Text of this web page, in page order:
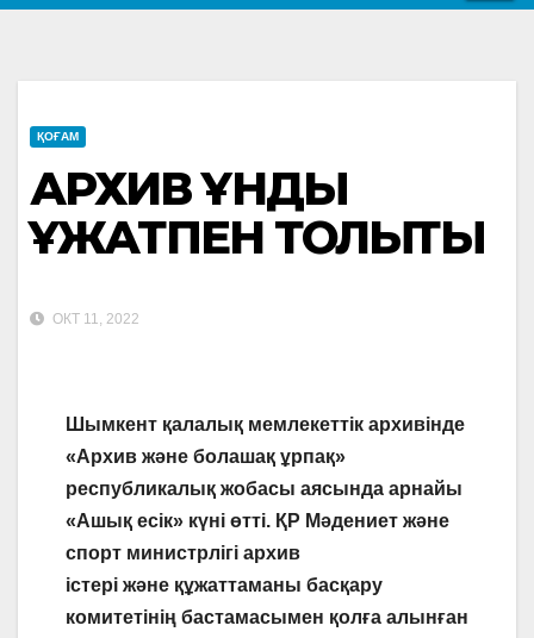
ҚОҒАМ
АРХИВ ҚҰНДЫ
ҚҰЖАТПЕН ТОЛЫҚТЫ
ОКТ 11, 2022
Шымкент қалалық мемлекеттік архивінде
«Архив және болашақ ұрпақ»
республикалық жобасы аясында арнайы
«Ашық есік» күні өтті. ҚР Мәдениет және
спорт министрлігі архив
істері және құжаттаманы басқару
комитетінің бастамасымен қолға алынған